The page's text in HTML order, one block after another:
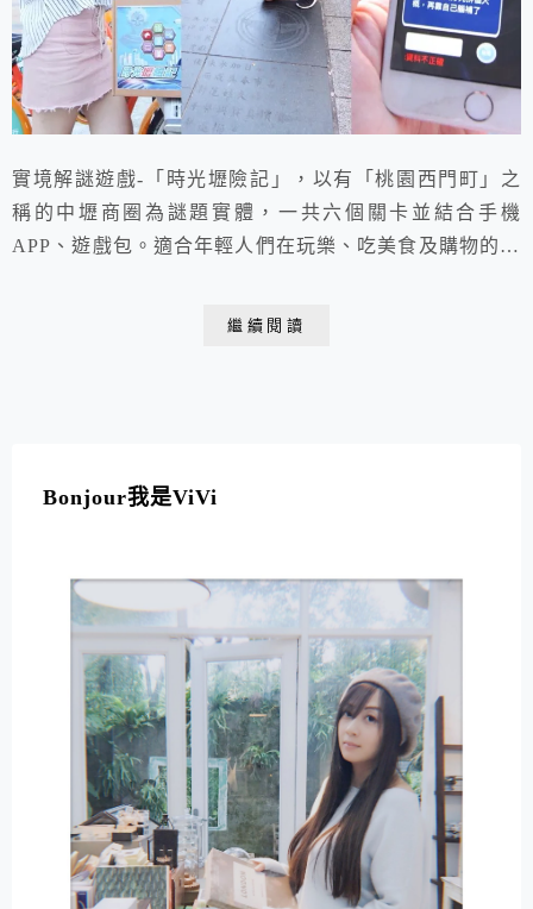
實境解謎遊戲-「時光壢險記」，以有「桃園西門町」之
稱的中壢商圈為謎題實體，一共六個關卡並結合手機
APP、遊戲包。適合年輕人們在玩樂、吃美食及購物的同
繼續閱讀
Bonjour我是ViVi